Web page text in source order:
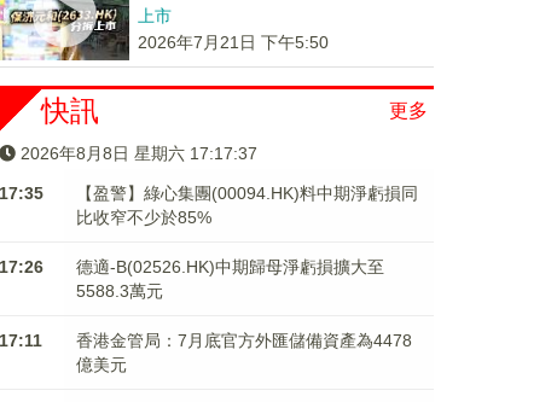
上市
2026年7月21日 下午5:50
更多
快訊
2026年8月8日 星期六 17:17:37
17:35
【盈警】綠心集團(00094.HK)料中期淨虧損同
比收窄不少於85%
17:26
德適-B(02526.HK)中期歸母淨虧損擴大至
5588.3萬元
17:11
香港金管局：7月底官方外匯儲備資產為4478
億美元